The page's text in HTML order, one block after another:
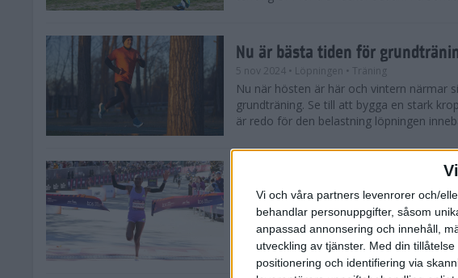
Vi och våra partners levenrorer och/
behandlar personuppgifter, såsom
anpassad annonsering och innehåll,
utveckling av tjänster. Med din
positionering och identifiering via
Nu är bästa tiden för
5 nov 2024 • Löpningen • Träning
Nu när hösten är här och vintern närmar
grundträning. Se till att bygga en stark
är redo för den belastning löpningen
Nya vinnare i New York City
3 nov 2024
Efter tuffa spurtstrider blev det nya
världens ledande marathonlopp TCS
avgjordes på söndagen i skönt